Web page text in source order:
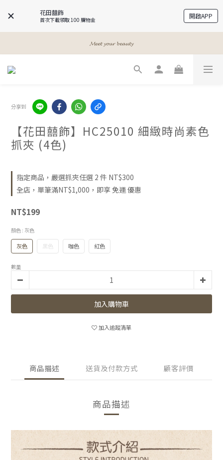
花田囍飾
首次下載領取 100 購物金 開啟APP
𝓐 𝓰𝓲𝓻𝓵𝓼 𝓫𝓮𝓼𝓽 𝓯𝓻𝓲𝓮𝓷𝓭𝓼
𝓐 𝓰𝓲𝓻𝓵𝓼 𝓫𝓮𝓼𝓽 𝓯𝓻𝓲𝓮𝓷𝓭𝓼
𝓜𝓮𝓮𝓽 𝔂𝓸𝓾𝓻 𝓫𝓮𝓪𝓾𝓽𝔂
𝓐 𝓰𝓲𝓻𝓵𝓼 𝓫𝓮𝓼𝓽 𝓯𝓻𝓲𝓮𝓷𝓭𝓼
分享到
【花田囍飾】HC25010 細緻時尚素色
抓夾 (4色)
指定商品，嚴選抓夾任選 2 件 NT$300
全店，單筆滿NT$1,000，即享 免運 優惠
NT$199
顏色 : 灰色
灰色 黑色 咖色 紅色
數量
加入購物車
加入追蹤清單
商品描述 送貨及付款方式 顧客評價
商品描述